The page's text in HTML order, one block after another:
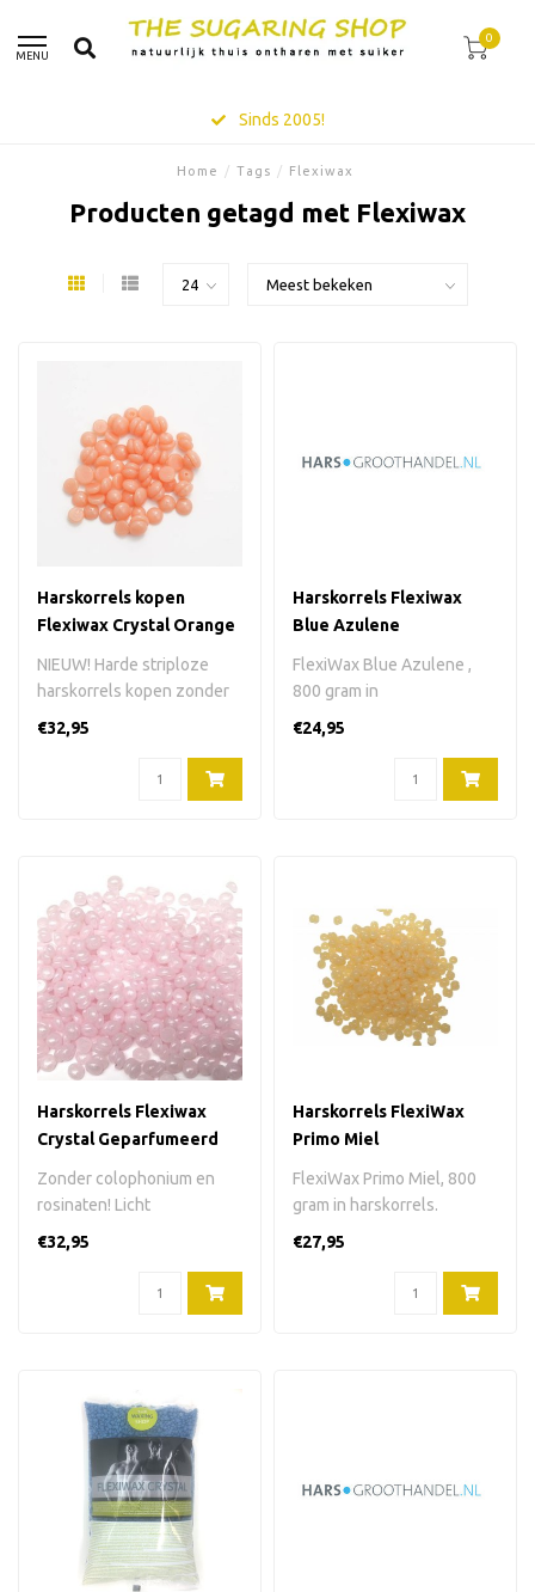
MENU
0
Sinds 2005!
Home / Tags / Flexiwax
Producten getagd met Flexiwax
Harskorrels kopen
Flexiwax Crystal Orange
NIEUW! Harde striploze
harskorrels kopen zonder
zonder ro..
€32,95
Harskorrels Flexiwax
Blue Azulene
FlexiWax Blue Azulene ,
800 gram in
donkerblauw. Verpakking..
€24,95
Harskorrels Flexiwax
Crystal Geparfumeerd
800 g
Zonder colophonium en
rosinaten! Licht
striploze hars zonde..
€32,95
Harskorrels FlexiWax
Primo Miel
FlexiWax Primo Miel, 800
gram in harskorrels.
plastic ..
€27,95